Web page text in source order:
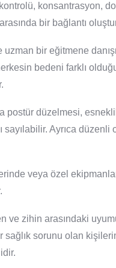
konsantrasyon,
bir bağlantı
uzman bir eğitmene
bedeni farklı
postür düzelmesi,
sayılabilir. Ayrıca düzenli
veya özel
ve zihin arasındaki
sağlık sorunu olan